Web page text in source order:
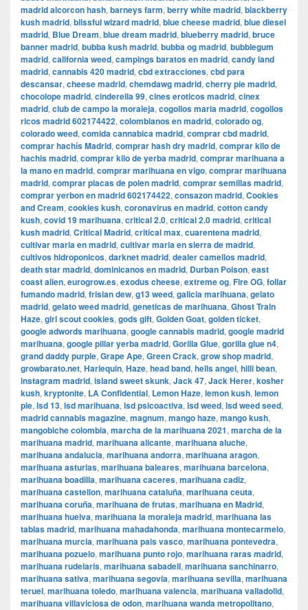
madrid alcorcon hash, barneys farm, berry white madrid, blackberry
kush madrid, blissful wizard madrid, blue cheese madrid, blue diesel
madrid, Blue Dream, blue dream madrid, blueberry madrid, bruce
banner madrid, bubba kush madrid, bubba og madrid, bubblegum
madrid, california weed, campings baratos en madrid, candy land
madrid, cannabis 420 madrid, cbd extracciones, cbd para
descansar, cheese madrid, chemdawg madrid, cherry pie madrid,
chocolope madrid, cinderella 99, cines eroticos madrid, cinex
madrid, club de campo la moraleja, cogollos maria madrid, cogollos
ricos madrid 602174422, colombianos en madrid, colorado og,
colorado weed, comida cannabica madrid, comprar cbd madrid,
comprar hachís Madrid, comprar hash dry madrid, comprar kilo de
hachis madrid, comprar kilo de yerba madrid, comprar marihuana a
la mano en madrid, comprar marihuana en vigo, comprar marihuana
madrid, comprar placas de polen madrid, comprar semillas madrid,
comprar yerbon en madrid 602174422, consazon madrid, Cookies
and Cream, cookies kush, coronavirus en madrid, cotton candy
kush, covid 19 marihuana, critical 2.0, critical 2.0 madrid, critical
kush madrid, Critical Madrid, critical max, cuarentena madrid,
cultivar maria en madrid, cultivar maria en sierra de madrid,
cultivos hidroponicos, darknet madrid, dealer camellos madrid,
death star madrid, dominicanos en madrid, Durban Poison, east
coast alien, eurogrow.es, exodus cheese, extreme og, Fire OG, follar
fumando madrid, frisian dew, g13 weed, galicia marihuana, gelato
madrid, gelato weed madrid, geneticas de marihuana, Ghost Train
Haze, girl scout cookies, gods gift, Golden Goat, golden ticket,
google adwords marihuana, google cannabis madrid, google madrid
marihuana, google pillar yerba madrid, Gorilla Glue, gorilla glue n4,
grand daddy purple, Grape Ape, Green Crack, grow shop madrid,
growbarato.net, Harlequin, Haze, head band, hells angel, hilli bean,
instagram madrid, island sweet skunk, Jack 47, Jack Herer, kosher
kush, kryptonite, LA Confidential, Lemon Haze, lemon kush, lemon
pie, lsd 13, lsd marihuana, lsd psicoactiva, lsd weed, lsd weed seed,
madrid cannabis magazine, magnum, mango haze, mango kush,
mangobiche colombia, marcha de la marihuana 2021, marcha de la
marihuana madrid, marihuana alicante, marihuana aluche,
marihuana andalucia, marihuana andorra, marihuana aragon,
marihuana asturias, marihuana baleares, marihuana barcelona,
marihuana boadilla, marihuana caceres, marihuana cadiz,
marihuana castellon, marihuana cataluña, marihuana ceuta,
marihuana coruña, marihuana de frutas, marihuana en Madrid,
marihuana huelva, marihuana la moraleja madrid, marihuana las
tablas madrid, marihuana mahadahonda, marihuana montecarmelo,
marihuana murcia, marihuana pais vasco, marihuana pontevedra,
marihuana pozuelo, marihuana punto rojo, marihuana raras madrid,
marihuana rudelaris, marihuana sabadell, marihuana sanchinarro,
marihuana sativa, marihuana segovia, marihuana sevilla, marihuana
teruel, marihuana toledo, marihuana valencia, marihuana valladolid,
marihuana villaviciosa de odon, marihuana wanda metropolitano,